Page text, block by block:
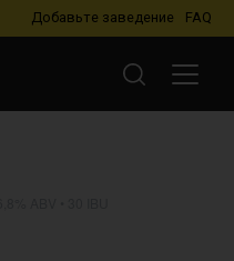
Добавьте заведение FAQ